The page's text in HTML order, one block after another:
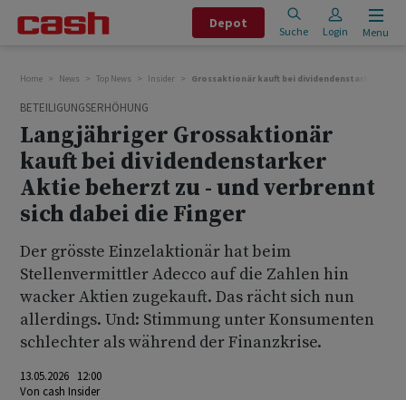
Depot
Suche Login Menu
Home News Top News Insider Grossaktionär kauft bei dividendenstarker
BETEILIGUNGSERHÖHUNG
Langjähriger Grossaktionär
kauft bei dividendenstarker
Aktie beherzt zu - und verbrennt
sich dabei die Finger
Der grösste Einzelaktionär hat beim
Stellenvermittler Adecco auf die Zahlen hin
wacker Aktien zugekauft. Das rächt sich nun
allerdings. Und: Stimmung unter Konsumenten
schlechter als während der Finanzkrise.
13.05.2026 12:00
Von cash Insider